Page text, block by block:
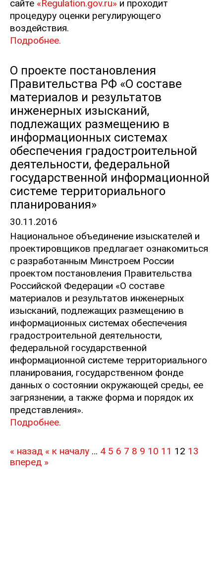
сайте «Regulation.gov.ru» и проходит
процедуру оценки регулирующего
воздействия.
Подробнее.
О проекте постановления
Правительства РФ «О составе
материалов и результатов
инженерных изысканий,
подлежащих размещению в
информационных системах
обеспечения градостроительной
деятельности, федеральной
государственной информационной
системе территориального
планирования»
30.11.2016
Национальное объединение изыскателей и
проектировщиков предлагает ознакомиться
с разработанным Минстроем России
проектом постановления Правительства
Российской Федерации «О составе
материалов и результатов инженерных
изысканий, подлежащих размещению в
информационных системах обеспечения
градостроительной деятельности,
федеральной государственной
информационной системе территориального
планирования, государственном фонде
данных о состоянии окружающей среды, ее
загрязнении, а также форма и порядок их
представления».
Подробнее.
« назад « к началу … 4 5 6 7 8 9 10 11 12 13
вперед »